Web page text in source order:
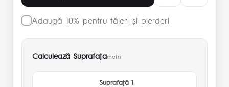
Adaugă 10% pentru tăieri și pierderi
Calculează Suprafaţametri
Suprafaţă 1